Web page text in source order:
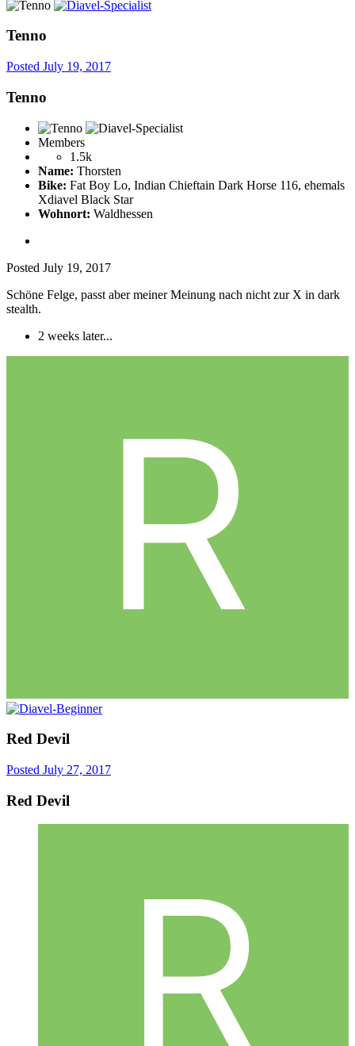
Tenno
Posted July 19, 2017
Tenno
Members
1.5k
Name: Thorsten
Bike: Fat Boy Lo, Indian Chieftain Dark Horse 116, ehemals
Xdiavel Black Star
Wohnort: Waldhessen
Posted July 19, 2017
Schöne Felge, passt aber meiner Meinung nach nicht zur X in dark
stealth.
2 weeks later...
Red Devil
Posted July 27, 2017
Red Devil